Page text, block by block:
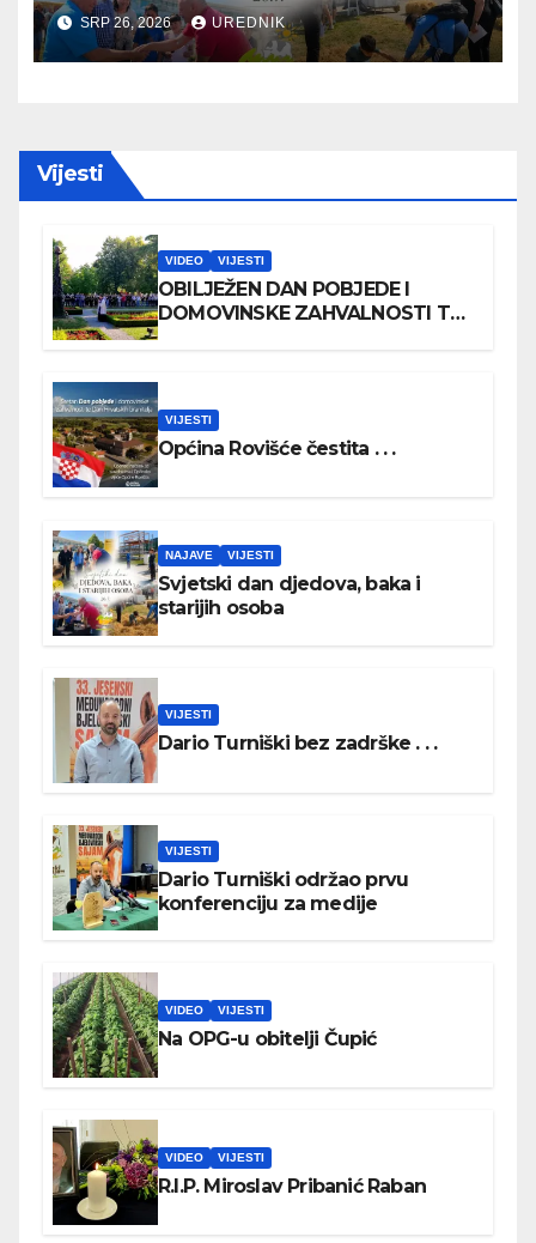
SRP 26, 2026 UREDNIK
Vijesti
VIDEO VIJESTI
OBILJEŽEN DAN POBJEDE I
DOMOVINSKE ZAHVALNOSTI TE
VIJESTI
Općina Rovišće čestita . . .
NAJAVE VIJESTI
Svjetski dan djedova, baka i
starijih osoba
VIJESTI
Dario Turniški bez zadrške . . .
VIJESTI
Dario Turniški održao prvu
konferenciju za medije
VIDEO VIJESTI
Na OPG-u obitelji Čupić
VIDEO VIJESTI
R.I.P. Miroslav Pribanić Raban